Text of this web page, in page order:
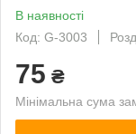
В наявності
Код: G-3003
75 ₴
Мінімальна сума